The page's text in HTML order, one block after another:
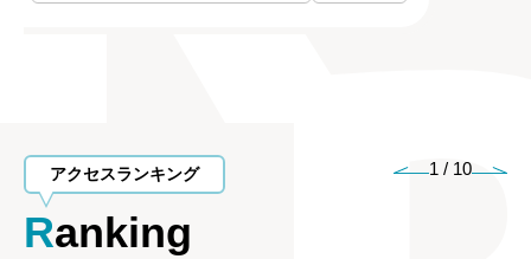
アクセスランキング
Ranking
1 / 10